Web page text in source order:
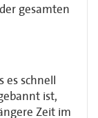
gesamten
es schnell
ist,
Zeit im